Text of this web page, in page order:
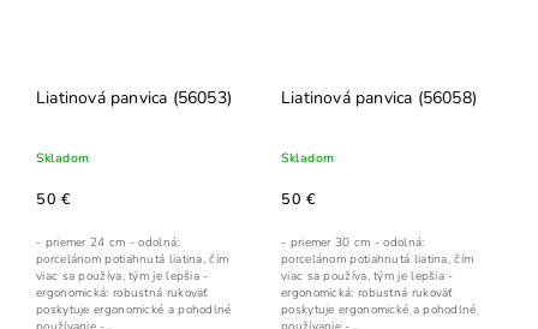
Liatinová panvica (56053)
Skladom
50 €
- priemer 24 cm - odolná:
porcelánom potiahnutá liatina, čím
viac sa používa, tým je lepšia -
ergonomická: robustná rukoväť
poskytuje ergonomické a pohodlné
Liatinová panvica (56058)
Skladom
50 €
- priemer 30 cm - odolná:
porcelánom potiahnutá liatina, čím
viac sa používa, tým je lepšia -
ergonomická: robustná rukoväť
poskytuje ergonomické a pohodlné